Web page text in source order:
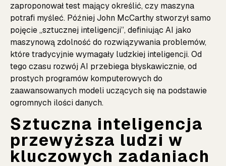
zaproponował test mający określić, czy maszyna
potrafi myśleć. Później John McCarthy stworzył samo
pojęcie „sztucznej inteligencji”, definiując AI jako
maszynową zdolność do rozwiązywania problemów,
które tradycyjnie wymagały ludzkiej inteligencji. Od
tego czasu rozwój AI przebiega błyskawicznie, od
prostych programów komputerowych do
zaawansowanych modeli uczących się na podstawie
ogromnych ilości danych.
Sztuczna inteligencja
przewyższa ludzi w
kluczowych zadaniach